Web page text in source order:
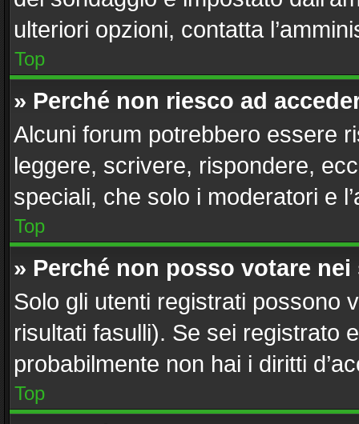
ulteriori opzioni, contatta
Top
» Perché non riesco ad
Alcuni forum potrebbero essere
leggere, scrivere, rispondere,
speciali, che solo i moderatori e
Top
» Perché non posso votare
Solo gli utenti registrati possono
risultati fasulli). Se sei registrato
probabilmente non hai i diritti
Top